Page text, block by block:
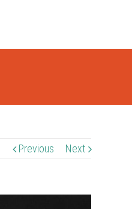
Previous Next